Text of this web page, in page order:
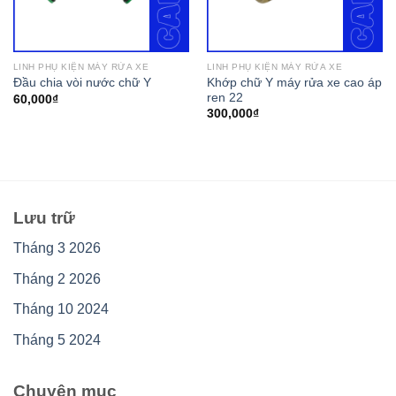
LINH PHỤ KIỆN MÁY RỬA XE
Đầu chia vòi nước chữ Y
60,000₫
LINH PHỤ KIỆN MÁY RỬA XE
Khớp chữ Y máy rửa xe cao áp
ren 22
300,000₫
Lưu trữ
Tháng 3 2026
Tháng 2 2026
Tháng 10 2024
Tháng 5 2024
Chuyên mục